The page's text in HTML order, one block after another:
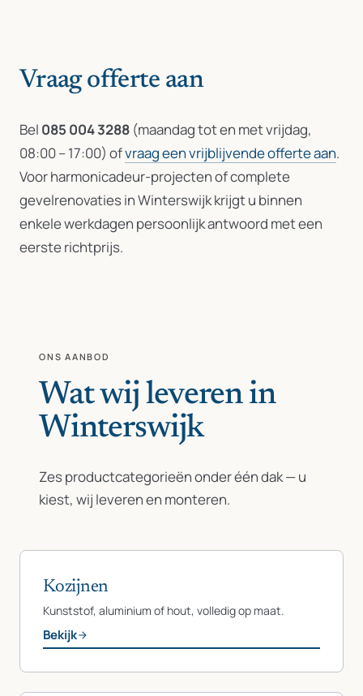
Vraag offerte aan
Bel 085 004 3288 (maandag tot en met vrijdag,
08:00 – 17:00) ofvraag een vrijblijvende offerte aan.
Voor harmonicadeur-projecten of complete
gevelrenovaties in Winterswijk krijgt u binnen
enkele werkdagen persoonlijk antwoord met een
eerste richtprijs.
ONS AANBOD
Wat wij leveren in
Winterswijk
Zes productcategorieën onder één dak — u
kiest, wij leveren en monteren.
Kozijnen
Kunststof, aluminium of hout, volledig op maat.
Bekijk